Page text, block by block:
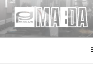
テ
ン
MAEDA
株式会社マエダ 鋼製建具
リル製品・サイン の 設計